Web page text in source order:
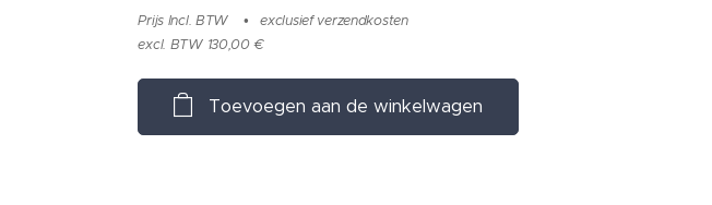
Prijs Incl. BTW
exclusief verzendkosten
excl. BTW 130,00 €
Toevoegen aan de winkelwagen